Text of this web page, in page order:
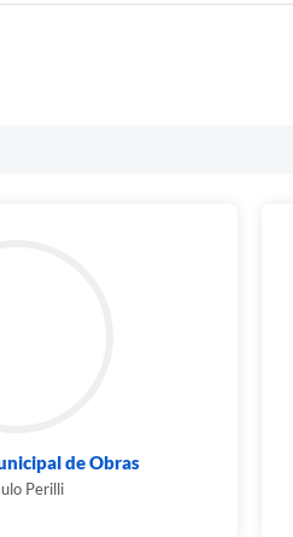
de Obras
Perilli